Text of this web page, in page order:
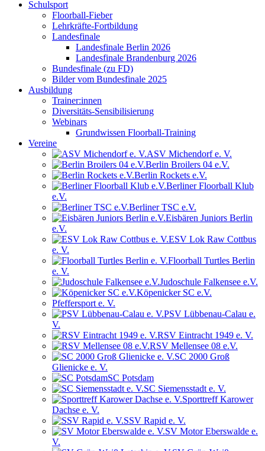
Schulsport
Floorball-Fieber
Lehrkräfte-Fortbildung
Landesfinale
Landesfinale Berlin 2026
Landesfinale Brandenburg 2026
Bundesfinale (zu FD)
Bilder vom Bundesfinale 2025
Ausbildung
Trainer:innen
Diversitäts-Sensibilisierung
Webinars
Grundwissen Floorball-Training
Vereine
ASV Michendorf e. V.
Berlin Broilers 04 e.V.
Berlin Rockets e.V.
Berliner Floorball Klub
e.V.
Berliner TSC e.V.
Eisbären Juniors Berlin
e.V.
ESV Lok Raw Cottbus
e. V.
Floorball Turtles Berlin
e. V.
Judoschule Falkensee e.V.
Köpenicker SC e.V.
Pfeffersport e. V.
PSV Lübbenau-Calau e.
V.
RSV Eintracht 1949 e. V.
RSV Mellensee 08 e.V.
SC 2000 Groß
Glienicke e. V.
SC Potsdam
SC Siemensstadt e. V.
Sporttreff Karower
Dachse e. V.
SSV Rapid e. V.
SV Motor Eberswalde e.
V.